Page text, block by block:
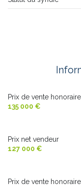
Prix de vente
135 000 €
Prix net vendeur
127 000 €
Prix de vente